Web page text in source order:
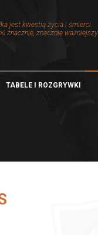
jest kwestią życia i śmierci.
znacznie, znacznie
TABELE I ROZGRYWKI